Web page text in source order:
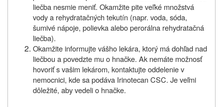
liečba nesmie meniť. Okamžite pite veľké množstvá
vody a rehydratačných tekutín (napr. voda, sóda,
šumivé nápoje, polievka alebo perorálna rehydratačná
liečba).
Okamžite informujte vášho lekára, ktorý má dohľad nad
liečbou a povedzte mu o hnačke. Ak nemáte možnosť
hovoriť s vašim lekárom, kontaktujte oddelenie v
nemocnici, kde sa podáva Irinotecan CSC. Je veľmi
dôležité, aby vedeli o hnačke.